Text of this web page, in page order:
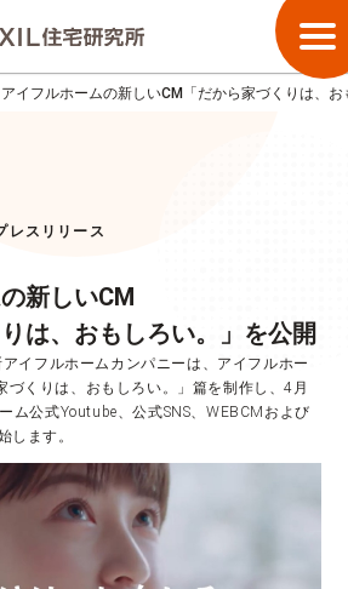
アイフルホームの新しいCM「だから家づくりは、
レスリリース
新しいCM
りは、おもしろい。」を公開
イフルホームカンパニーは、アイフルホー
づくりは、おもしろい。」篇を制作し、4月
ム公式Youtube、公式SNS、WEBCMおよび
します。